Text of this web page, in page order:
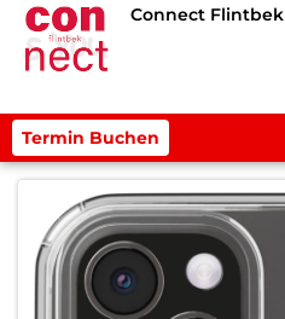
Connect Flintbek
Termin Buchen